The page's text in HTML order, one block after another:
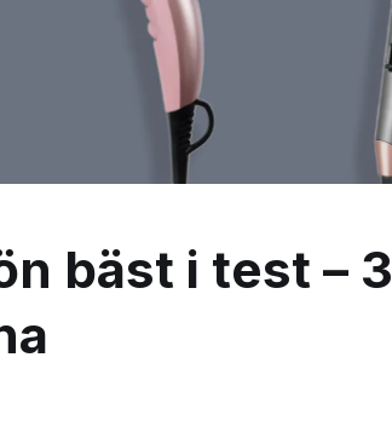
bäst i test – 3